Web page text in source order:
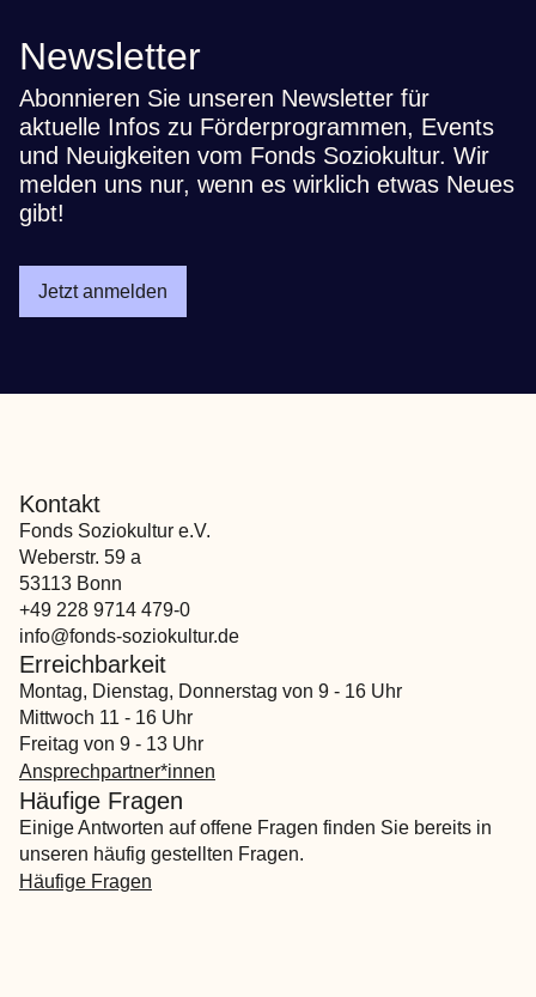
Newsletter
Abonnieren Sie unseren Newsletter für
aktuelle Infos zu Förderprogrammen, Events
und Neuigkeiten vom Fonds Soziokultur. Wir
melden uns nur, wenn es wirklich etwas Neues
gibt!
Jetzt anmelden
Kontakt
Fonds Soziokultur e.V.
Weberstr. 59 a
53113 Bonn
+49 228 9714 479-0
info@fonds-soziokultur.de
Erreichbarkeit
Montag, Dienstag, Donnerstag von 9 - 16 Uhr
Mittwoch 11 - 16 Uhr
Freitag von 9 - 13 Uhr
Ansprechpartner*innen
Häufige Fragen
Einige Antworten auf offene Fragen finden Sie bereits in
unseren häufig gestellten Fragen.
Häufige Fragen